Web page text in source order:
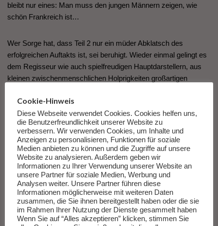
bleibt nur eines: Man muss den jungen Männern zeigen, wie
schön Frankreich ist…
Wer Sorge hat, dass Teil 2 nur ein müder Abklatsch des
erfolgreichen Auftakts ist, sei beruhigt. Wieder einmal gelingt es
dem Regisseur wie auch spielfreudigen Hauptdarstellern, aus
kleinen zwischenmenschlichen Holprigkeiten großartigen
Cookie-Hinweis
Diese Webseite verwendet Cookies. Cookies helfen uns,
die Benutzerfreundlichkeit unserer Website zu
verbessern. Wir verwenden Cookies, um Inhalte und
Anzeigen zu personalisieren, Funktionen für soziale
Medien anbieten zu können und die Zugriffe auf unsere
Website zu analysieren. Außerdem geben wir
Informationen zu Ihrer Verwendung unserer Website an
unsere Partner für soziale Medien, Werbung und
Analysen weiter. Unsere Partner führen diese
Informationen möglicherweise mit weiteren Daten
zusammen, die Sie ihnen bereitgestellt haben oder die sie
im Rahmen Ihrer Nutzung der Dienste gesammelt haben
Wenn Sie auf “Alles akzeptieren” klicken, stimmen Sie